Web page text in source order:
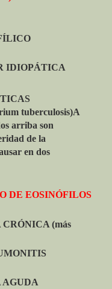
IDIOPÁTICA
tuberculosis)A
arriba son
de la
en dos
DE EOSINÓFILOS
(más